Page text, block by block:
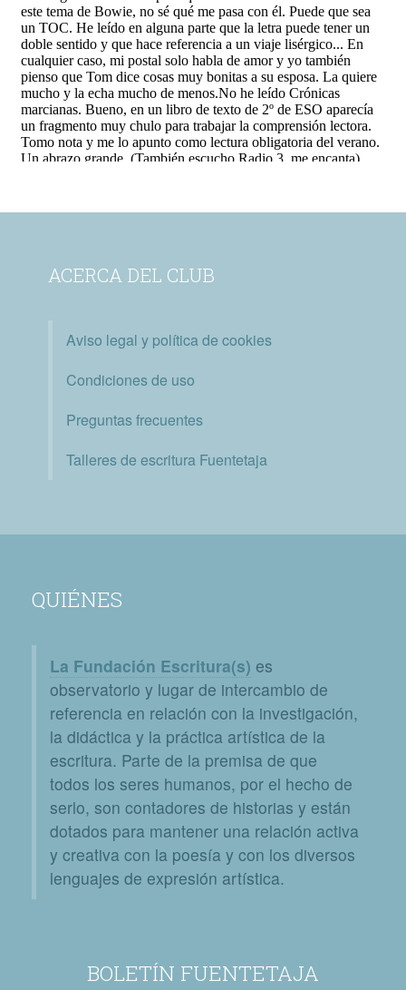
ACERCA DEL CLUB
Aviso legal y política de cookies
Condiciones de uso
Preguntas frecuentes
Talleres de escritura Fuentetaja
QUIÉNES
La Fundación Escritura(s) es
observatorio y lugar de intercambio de
referencia en relación con la investigación,
la didáctica y la práctica artística de la
escritura. Parte de la premisa de que
todos los seres humanos, por el hecho de
serlo, son contadores de historias y están
dotados para mantener una relación activa
y creativa con la poesía y con los diversos
lenguajes de expresión artística.
BOLETÍN FUENTETAJA